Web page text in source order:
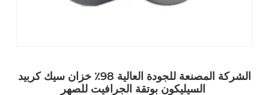
الشركة المصنعة للجودة العالية 98٪ خزان سيك كربيد